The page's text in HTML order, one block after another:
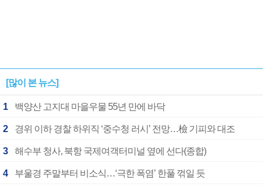
[많이 본 뉴스]
1 백양산 고지대 마을우물 55년 만에 바닥
2 경위 이하 경찰 하위직 ‘중수청 러시’ 전망…檢 기피와 대조
3 해수부 청사, 북항 국제여객터미널 옆에 선다(종합)
4 부울경 주말부터 비소식…‘극한 폭염’ 한풀 꺾일 듯